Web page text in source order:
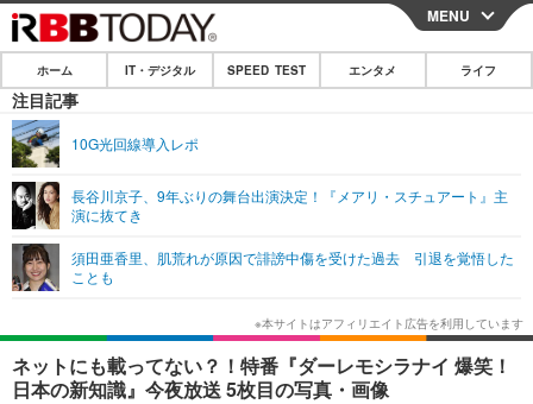
CLOSE
ホーム
IT・デジタル
ネタ
ショッピング その他
SPEED TEST
エンタメ
エンタメTOP
韓国・芸能
音楽 スポーツ
ライフ
ライフTOP グルメ
ペット ショッピング
リリース一覧
プッシュ通知の停止方法
MENU
ホーム IT・デジタル SPEED TEST エンタメ ライフ
注目記事
10G光回線導入レポ
長谷川京子、9年ぶりの舞台出演決定！『メアリ・スチュアート』主
演に抜てき
須田亜香里、肌荒れが原因で誹謗中傷を受けた過去 引退を覚悟した
ことも
ネットにも載ってない？！特番『ダーレモシラナイ 爆笑！
日本の新知識』今夜放送 5枚目の写真・画像